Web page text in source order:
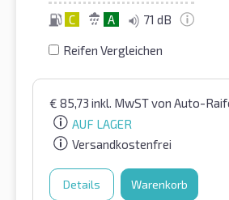
C A 71 dB
Reifen Vergleichen
€ 85,73 inkl. MwSTvon Auto-
AUF LAGER
Versandkostenfrei
Details Warenkorb